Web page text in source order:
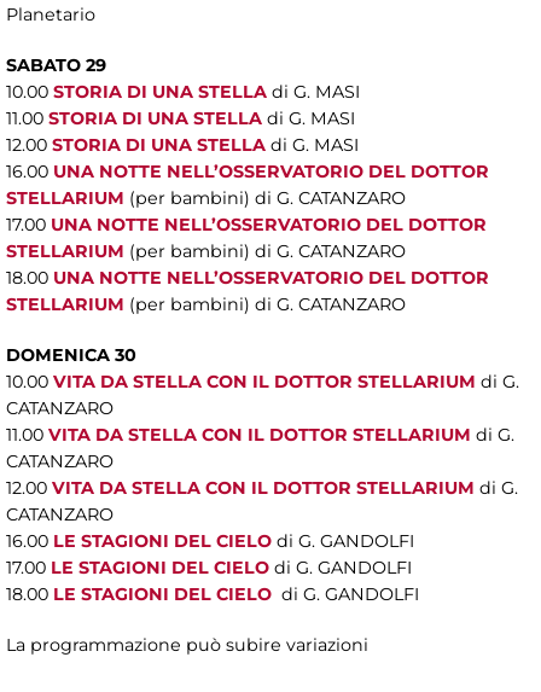
Planetario
SABATO 29
10.00 STORIA DI UNA STELLA di G. MASI
11.00 STORIA DI UNA STELLA di G. MASI
12.00 STORIA DI UNA STELLA di G. MASI
16.00 UNA NOTTE NELL’OSSERVATORIO DEL DOTTOR
STELLARIUM (per bambini) di G. CATANZARO
17.00 UNA NOTTE NELL’OSSERVATORIO DEL DOTTOR
STELLARIUM (per bambini) di G. CATANZARO
18.00 UNA NOTTE NELL’OSSERVATORIO DEL DOTTOR
STELLARIUM (per bambini) di G. CATANZARO
DOMENICA 30
10.00 VITA DA STELLA CON IL DOTTOR STELLARIUM di G.
CATANZARO
11.00 VITA DA STELLA CON IL DOTTOR STELLARIUM di G.
CATANZARO
12.00 VITA DA STELLA CON IL DOTTOR STELLARIUM di G.
CATANZARO
16.00 LE STAGIONI DEL CIELO di G. GANDOLFI
17.00 LE STAGIONI DEL CIELO di G. GANDOLFI
18.00 LE STAGIONI DEL CIELO di G. GANDOLFI
La programmazione può subire variazioni